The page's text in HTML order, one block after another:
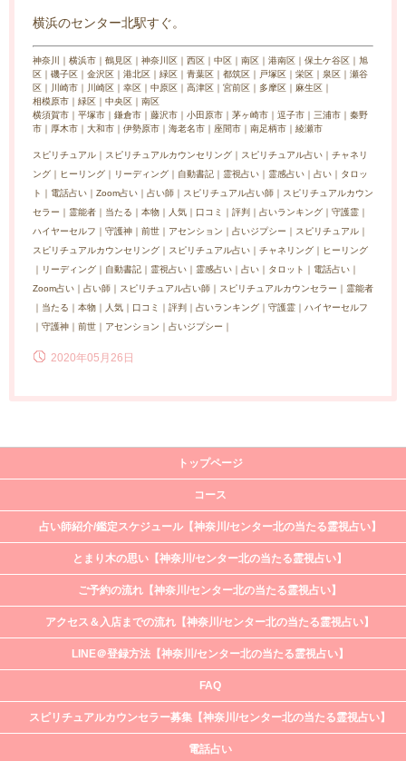
横浜のセンター北駅すぐ。
神奈川｜横浜市｜鶴見区｜神奈川区｜西区｜中区｜南区｜港南区｜保土ケ谷区｜旭
区｜磯子区｜金沢区｜港北区｜緑区｜青葉区｜都筑区｜戸塚区｜栄区｜泉区｜瀬谷
区｜川崎市｜川崎区｜幸区｜中原区｜高津区｜宮前区｜多摩区｜麻生区｜
相模原市｜緑区｜中央区｜南区
横須賀市｜平塚市｜鎌倉市｜藤沢市｜小田原市｜茅ヶ崎市｜逗子市｜三浦市｜秦野
市｜厚木市｜大和市｜伊勢原市｜海老名市｜座間市｜南足柄市｜綾瀬市
スピリチュアル｜スピリチュアルカウンセリング｜スピリチュアル占い｜チャネリ
ング｜ヒーリング｜リーディング｜自動書記｜霊視占い｜霊感占い｜占い｜タロッ
ト｜電話占い｜Zoom占い｜占い師｜スピリチュアル占い師｜スピリチュアルカウン
セラー｜霊能者｜当たる｜本物｜人気｜口コミ｜評判｜占いランキング｜守護霊｜
ハイヤーセルフ｜守護神｜前世｜アセンション｜占いジプシー｜スピリチュアル｜
スピリチュアルカウンセリング｜スピリチュアル占い｜チャネリング｜ヒーリング
｜リーディング｜自動書記｜霊視占い｜霊感占い｜占い｜タロット｜電話占い｜
Zoom占い｜占い師｜スピリチュアル占い師｜スピリチュアルカウンセラー｜霊能者
｜当たる｜本物｜人気｜口コミ｜評判｜占いランキング｜守護霊｜ハイヤーセルフ
｜守護神｜前世｜アセンション｜占いジプシー｜
2020年05月26日
トップページ
コース
占い師紹介/鑑定スケジュール【神奈川/センター北の当たる霊視占い】
とまり木の思い【神奈川/センター北の当たる霊視占い】
ご予約の流れ【神奈川/センター北の当たる霊視占い】
アクセス＆入店までの流れ【神奈川/センター北の当たる霊視占い】
LINE＠登録方法【神奈川/センター北の当たる霊視占い】
FAQ
スピリチュアルカウンセラー募集【神奈川/センター北の当たる霊視占い】
電話占い